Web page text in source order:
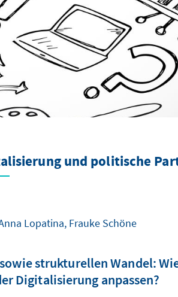
und politische
Lopatina, Frauke Schöne
strukturellen Wandel:
Digitalisierung anpassen?